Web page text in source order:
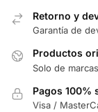
Retorno y
Garantía de
Productos
Solo de
Pagos 100%
Visa /